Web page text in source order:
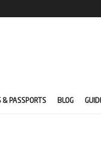
& PASSPORTS BLOG